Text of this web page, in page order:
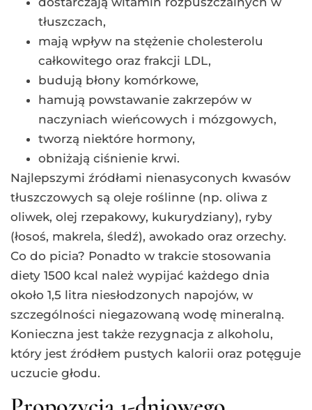
tłuszczach,
mają wpływ na stężenie cholesterolu
całkowitego oraz frakcji LDL,
budują błony komórkowe,
hamują powstawanie zakrzepów w
naczyniach wieńcowych i mózgowych,
tworzą niektóre hormony,
obniżają ciśnienie krwi.
Najlepszymi źródłami nienasyconych kwasów
tłuszczowych są oleje roślinne (np. oliwa z
oliwek, olej rzepakowy, kukurydziany), ryby
(łosoś, makrela, śledź), awokado oraz orzechy.
Co do picia? Ponadto w trakcie stosowania
diety 1500 kcal należ wypijać każdego dnia
około 1,5 litra niesłodzonych napojów, w
szczególności niegazowaną wodę mineralną.
Konieczna jest także rezygnacja z alkoholu,
który jest źródłem pustych kalorii oraz potęguje
uczucie głodu.